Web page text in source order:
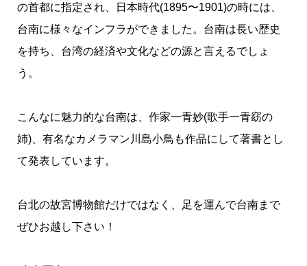
の首都に指定され、日本時代(1895〜1901)の時には、
台南に様々なインフラができました。台南は長い歴史
を持ち、台湾の経済や文化などの源と言えるでしょ
う。
こんなに魅力的な台南は、作家一青妙(歌手一青窈の
姉)、有名なカメラマン川島小鳥も作品にして著書とし
て発表しています。
台北の故宮博物館だけではなく、足を運んで台南まで
ぜひお越し下さい！